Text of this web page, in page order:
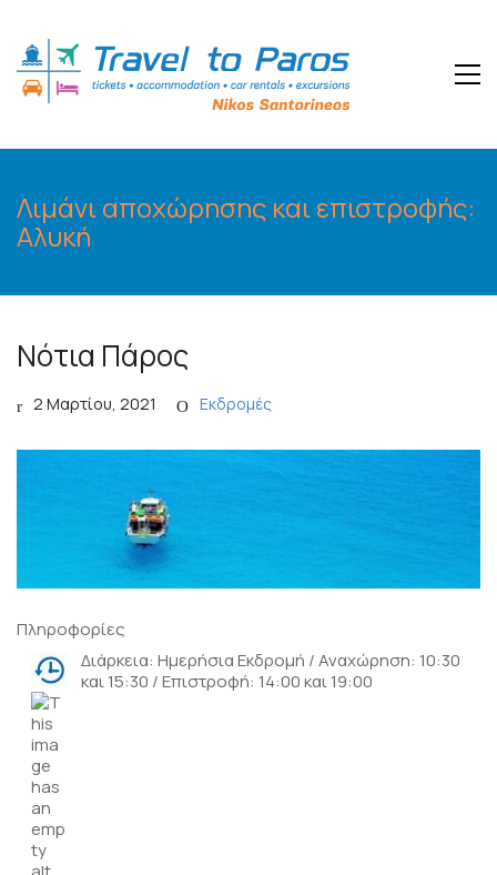
Λιμάνι αποχώρησης και επιστροφής:
Αλυκή
Νότια Πάρος
2 Μαρτίου, 2021 Εκδρομές
Πληροφορίες
Διάρκεια: Ημερήσια Εκδρομή / Αναχώρηση: 10:30
και 15:30 / Επιστροφή: 14:00 και 19:00